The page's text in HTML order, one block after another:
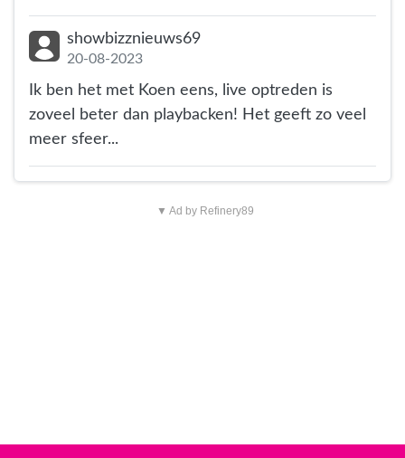
showbizznieuws69
20-08-2023
Ik ben het met Koen eens, live optreden is
zoveel beter dan playbacken! Het geeft zo veel
meer sfeer...
▼ Ad by Refinery89